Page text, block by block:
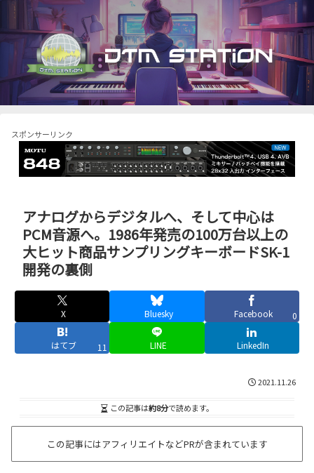
スポンサーリンク
アナログからデジタルへ、そして中心は
PCM音源へ。1986年発売の100万台以上の
大ヒット商品サンプリングキーボードSK-1
開発の裏側
X Bluesky Facebook 0
はてブ 11 LINE LinkedIn
2021.11.26
この記事は約8分で読めます。
この記事にはアフィリエイトなどPRが含まれています